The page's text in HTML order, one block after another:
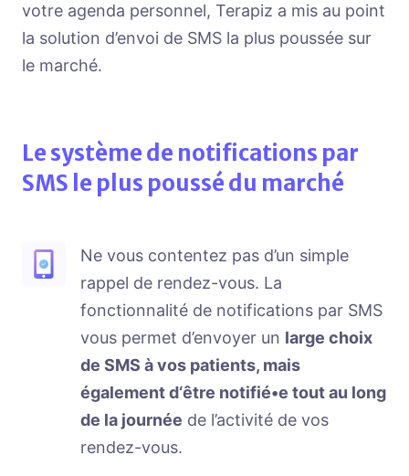
votre agenda personnel, Terapiz a mis au point
la solution d’envoi de SMS la plus poussée sur
le marché.
Le système de notifications par
SMS le plus poussé du marché
Ne vous contentez pas d’un simple
rappel de rendez-vous. La
fonctionnalité de notifications par SMS
vous permet d’envoyer un large choix
de SMS à vos patients, mais
également d‘être notifié•e tout au long
de la journée de l’activité de vos
rendez-vous.